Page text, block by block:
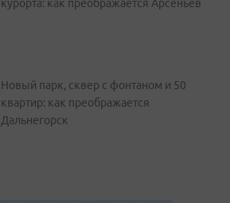
курорта: как преображается Арсеньев
Новый парк, сквер с фонтаном и 50
квартир: как преображается
Дальнегорск